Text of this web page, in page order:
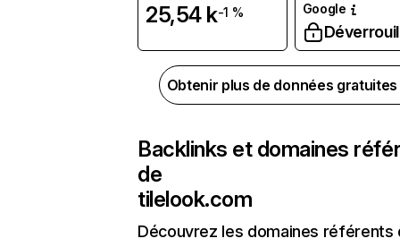
25,54 k-1 %
Google
Obtenir plus de données
Backlinks et domaines
de
tilelook.com
Découvrez les domaines référents